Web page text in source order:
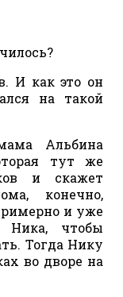
И как это он
на такой
Альбина
тут же
и скажет
конечно,
и уже
Ника, чтобы
Тогда Нику
во дворе на